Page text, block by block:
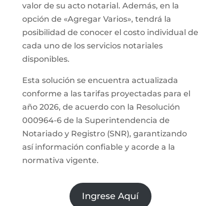
valor de su acto notarial. Además, en la
opción de «Agregar Varios», tendrá la
posibilidad de conocer el costo individual de
cada uno de los servicios notariales
disponibles.
Esta solución se encuentra actualizada
conforme a las tarifas proyectadas para el
año 2026, de acuerdo con la Resolución
000964-6 de la Superintendencia de
Notariado y Registro (SNR), garantizando
así información confiable y acorde a la
normativa vigente.
Ingrese Aquí